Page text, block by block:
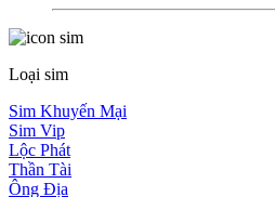
Loại sim
Sim Khuyến Mại
Sim Vip
Lộc Phát
Thần Tài
Ông Địa